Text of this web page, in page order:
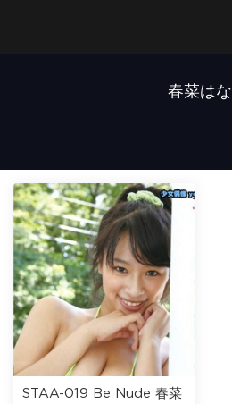
春菜はな
STAA-019 Be Nude 春菜